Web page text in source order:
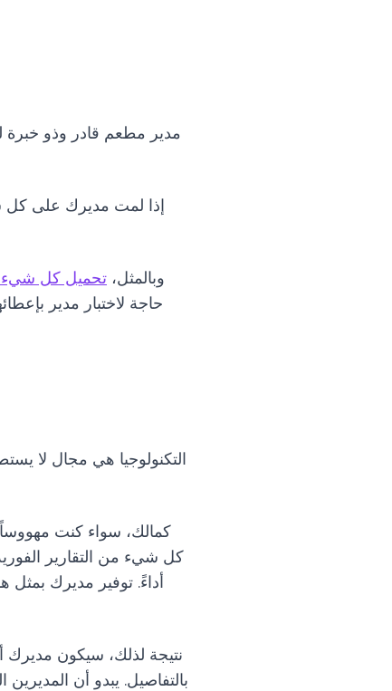
مدير مطعم قادر وذو
إذا لمت مديرك على كل
وبالمثل، تحميل كل شيء
حاجة لاختبار مدير
التكنولوجيا هي مجال لا
كمالك، سواء كنت مهووساً
كل شيء من التقارير
أداءً. توفير مديرك
نتيجة لذلك، سيكون
بالتفاصيل. يبدو أن